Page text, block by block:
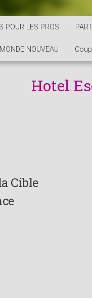
POUR LES PROS
NOUVEAU
Hotel
Cible